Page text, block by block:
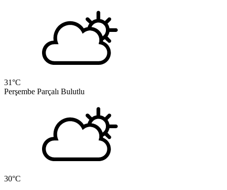
31°C
Perşembe Parçalı Bulutlu
30°C